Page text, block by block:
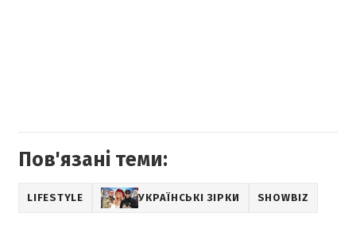
Пов'язані теми:
LIFESTYLE УКРАЇНСЬКІ ЗІРКИ SHOWBIZ